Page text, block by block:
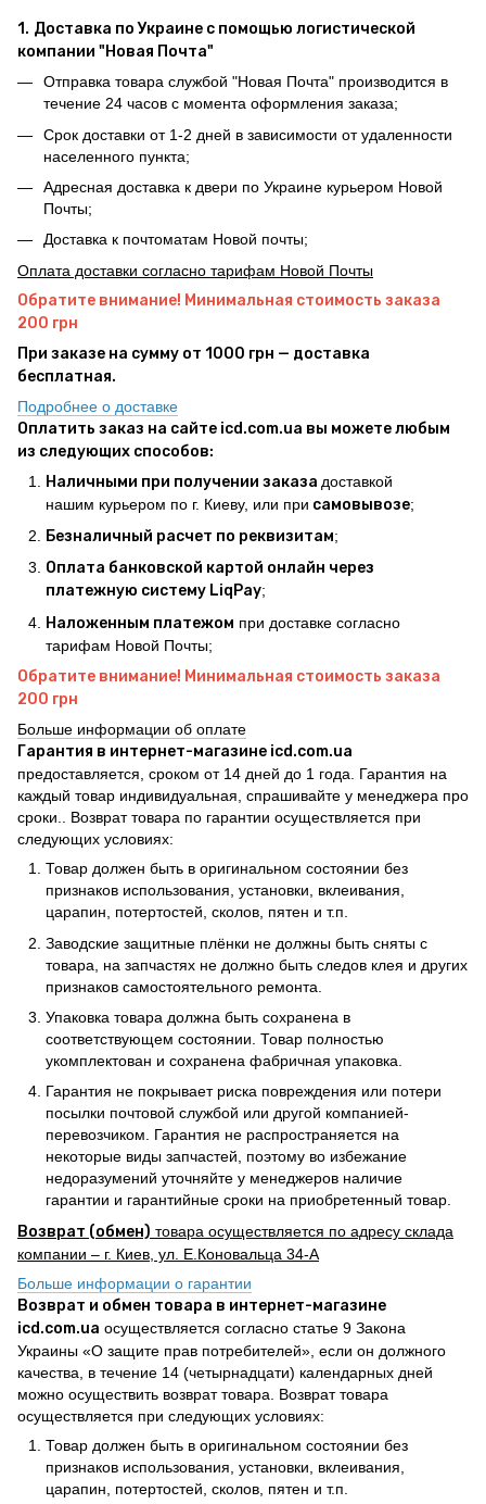
1. Доставка по Украине с помощью логистической
компании "Новая Почта"
Отправка товара службой "Новая Почта" производится в
течение 24 часов с момента оформления заказа;
Срок доставки от 1-2 дней в зависимости от удаленности
населенного пункта;
Адресная доставка к двери по Украине курьером Новой
Почты;
Доставка к почтоматам Новой почты;
Оплата доставки согласно тарифам Новой Почты
Обратите внимание! Минимальная стоимость заказа
200 грн
При заказе на сумму от 1000 грн — доставка
бесплатная.
Подробнее о доставке
Оплатить заказ на сайте icd.com.ua вы можете любым
из следующих способов:
Наличными при получении заказа доставкой
нашим курьером по г. Киеву, или при самовывозе;
Безналичный расчет по реквизитам;
Оплата банковской картой онлайн через
платежную систему LiqPay;
Наложенным платежом при доставке согласно
тарифам Новой Почты;
Обратите внимание! Минимальная стоимость заказа
200 грн
Больше информации об оплате
Гарантия в интернет-магазине icd.com.ua
предоставляется, сроком от 14 дней до 1 года. Гарантия на
каждый товар индивидуальная, спрашивайте у менеджера про
сроки.. Возврат товара по гарантии осуществляется при
следующих условиях:
Товар должен быть в оригинальном состоянии без
признаков использования, установки, вклеивания,
царапин, потертостей, сколов, пятен и т.п.
Заводские защитные плёнки не должны быть сняты с
товара, на запчастях не должно быть следов клея и других
признаков самостоятельного ремонта.
Упаковка товара должна быть сохранена в
соответствующем состоянии. Товар полностью
укомплектован и сохранена фабричная упаковка.
Гарантия не покрывает риска повреждения или потери
посылки почтовой службой или другой компанией-
перевозчиком. Гарантия не распространяется на
некоторые виды запчастей, поэтому во избежание
недоразумений уточняйте у менеджеров наличие
гарантии и гарантийные сроки на приобретенный товар.
Возврат (обмен) товара осуществляется по адресу склада
компании – г. Киев, ул. Е.Коновальца 34-А
Больше информации о гарантии
Возврат и обмен товара в интернет-магазине
icd.com.ua осуществляется согласно статье 9 Закона
Украины «О защите прав потребителей», если он должного
качества, в течение 14 (четырнадцати) календарных дней
можно осуществить возврат товара. Возврат товара
осуществляется при следующих условиях:
Товар должен быть в оригинальном состоянии без
признаков использования, установки, вклеивания,
царапин, потертостей, сколов, пятен и т.п.